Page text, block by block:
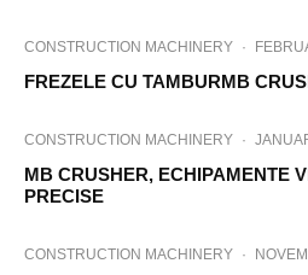
CONSTRUCTION MACHINERY ·
FREZELE CU TAMBURMB
CONSTRUCTION MACHINERY ·
MB CRUSHER, ECHIPAMENTE
PRECISE
CONSTRUCTION MACHINERY ·